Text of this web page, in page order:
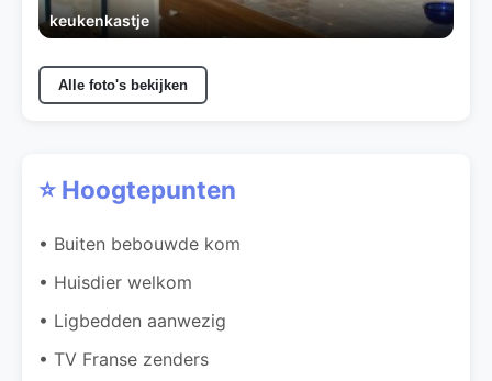
keukenkastje
Alle foto's bekijken
⭐ Hoogtepunten
• Buiten bebouwde kom
• Huisdier welkom
• Ligbedden aanwezig
• TV Franse zenders